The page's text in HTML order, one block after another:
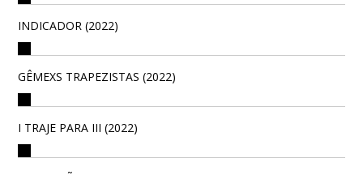
INDICADOR (2022)
GÊMEXS TRAPEZISTAS (2022)
I TRAJE PARA III (2022)